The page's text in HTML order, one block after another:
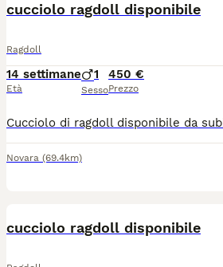
cucciolo ragdoll disponibile
Ragdoll
14 settimane
Età
1
Sesso
450 €
Prezzo
Novara (69.4km)
cucciolo ragdoll disponibile